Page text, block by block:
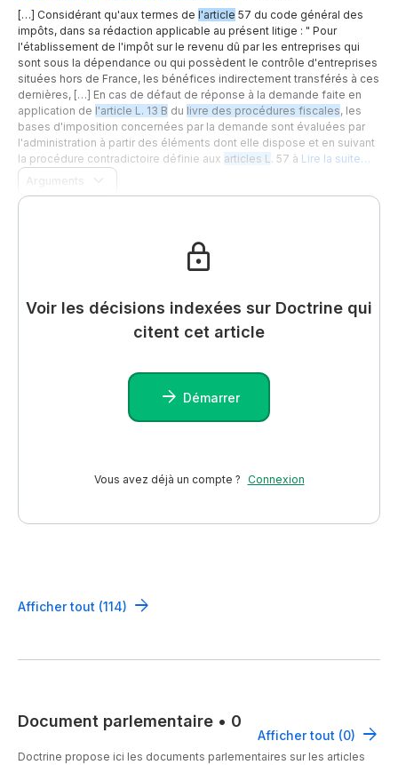
[…] Considérant qu'aux termes de l'article 57 du code général des
impôts, dans sa rédaction applicable au présent litige : " Pour
l'établissement de l'impôt sur le revenu dû par les entreprises qui
sont sous la dépendance ou qui possèdent le contrôle d'entreprises
situées hors de France, les bénéfices indirectement transférés à ces
dernières, […] En cas de défaut de réponse à la demande faite en
application de l'article L. 13 B du livre des procédures fiscales, les
bases d'imposition concernées par la demande sont évaluées par
l'administration à partir des éléments dont elle dispose et en suivant
la procédure contradictoire définie aux articles L. 57 à Lire la suite…
Arguments
Voir les décisions indexées sur Doctrine qui
citent cet article
Démarrer
Vous avez déjà un compte ? Connexion
Afficher tout (114)
Document parlementaire • 0
Afficher tout (0)
Doctrine propose ici les documents parlementaires sur les articles